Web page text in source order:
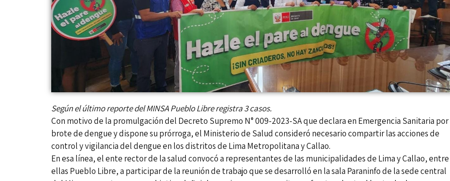
Según el último reporte del MINSA Pueblo Libre registra 3 casos.
Con motivo de la promulgación del Decreto Supremo N° 009-2023-SA que declara en Emergencia Sanitaria por
brote de dengue y dispone su prórroga, el Ministerio de Salud consideró necesario compartir las acciones de
control y vigilancia del dengue en los distritos de Lima Metropolitana y Callao.
En esa línea, el ente rector de la salud convocó a representantes de las municipalidades de Lima y Callao, entre
ellas Pueblo Libre, a participar de la reunión de trabajo que se desarrolló en la sala Paraninfo de la sede central